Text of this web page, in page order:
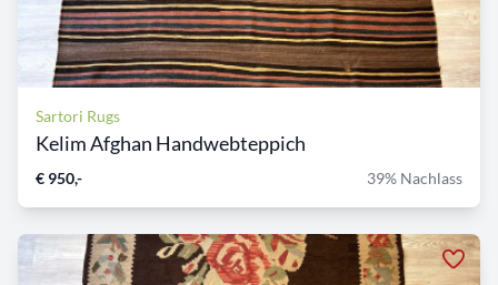
Sartori Rugs
Kelim Afghan Handwebteppich
€ 950,- 39% Nachlass